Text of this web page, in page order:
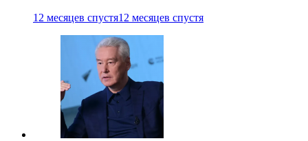
12 месяцев спустя12 месяцев спустя